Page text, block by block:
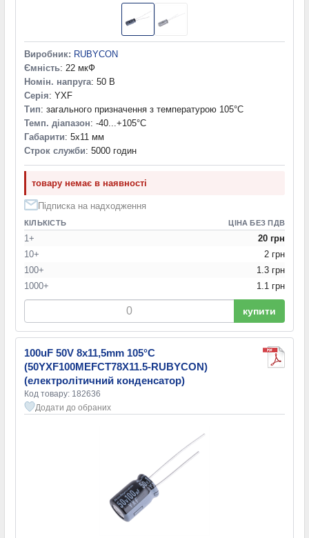
Виробник: RUBYCON
Ємність: 22 мкФ
Номін. напруга: 50 В
Серія: YXF
Тип: загального призначення з температурою 105°C
Темп. діапазон: -40...+105°С
Габарити: 5x11 мм
Строк служби: 5000 годин
товару немає в наявності
Підписка на надходження
КІЛЬКІСТЬ ЦІНА БЕЗ ПДВ
1+
20 грн
10+
2 грн
100+
1.3 грн
1000+
1.1 грн
купити
100uF 50V 8x11,5mm 105°C
(50YXF100MEFCT78X11.5-RUBYCON)
(електролітичний конденсатор)
Код товару: 182636
Додати до обраних